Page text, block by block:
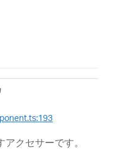
クセサーです。